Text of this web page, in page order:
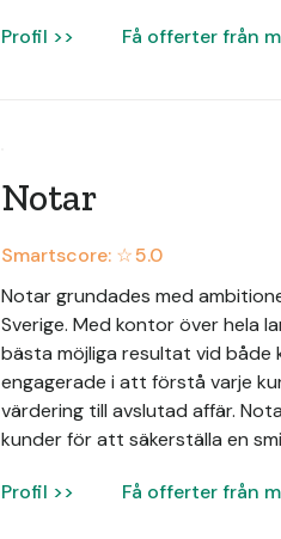
Profil >> Få offerter från
Notar
Smartscore: ☆5.0
Notar grundades med
Sverige. Med kontor över hela
bästa möjliga resultat vid både
engagerade i att förstå varje
värdering till avslutad affär.
kunder för att säkerställa en
Profil >> Få offerter från